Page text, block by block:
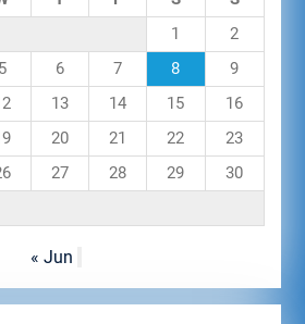
1
2
5 6 7 8
9
13 14 15
16
20 21 22
23
27 28 29
30
« Jun